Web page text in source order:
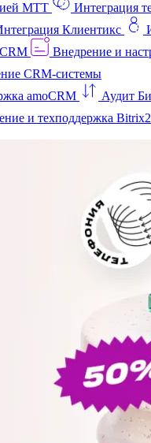
МТТ
Интеграция
Клиентикс
Внедрение и
CRM-системы
amoCRM
Аудит
и техподдержка